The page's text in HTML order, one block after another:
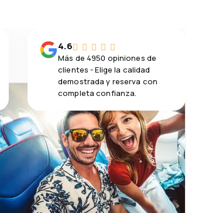
4.6
Más de 4950 opiniones de
clientes - Elige la calidad
demostrada y reserva con
completa confianza.